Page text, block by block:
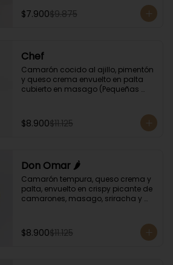
$7.900$9.875
Chef
Camarón cocido al ajillo, pimentón
y queso crema envuelto en palta
cubierto en masago (Pequeñas
$8.900$11.125
Don Omar 🌶️
Camarón tempura, queso crema y
palta, envuelto en crispy picante de
camarones, masago, sriracha y
$8.900$11.125